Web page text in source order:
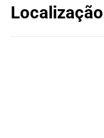
Localização